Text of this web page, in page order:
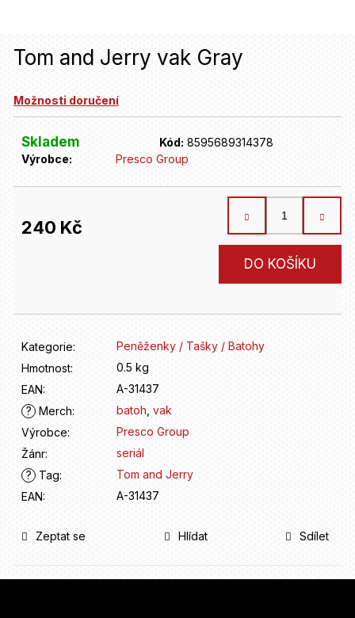
Tom and Jerry vak Gray
Možnosti doručení
Skladem Kód: 8595689314378
Výrobce:
Presco Group
240 Kč
DO KOŠÍKU
Kategorie:
Peněženky / Tašky / Batohy
Hmotnost:
0.5 kg
EAN:
A-31437
? Merch: batoh, vak
Výrobce:
Presco Group
Žánr:
seriál
?
Tag:
Tom and Jerry
EAN: A-31437
Zeptat se Hlídat Sdílet
n
j
?
HLEDAT
r
u
č
u
e
m
e